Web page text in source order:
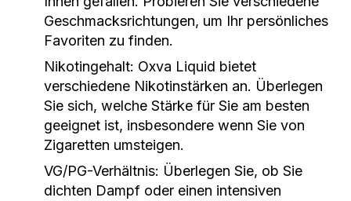
Geschmacksrichtungen, um Ihr persönliches
Favoriten zu finden.
Nikotingehalt: Oxva Liquid bietet
verschiedene Nikotinstärken an. Überlegen
Sie sich, welche Stärke für Sie am besten
geeignet ist, insbesondere wenn Sie von
Zigaretten umsteigen.
VG/PG-Verhältnis: Überlegen Sie, ob Sie
dichten Dampf oder einen intensiven